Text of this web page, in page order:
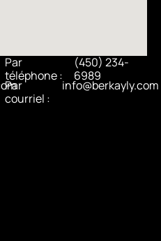
Par
téléphone :
(450) 234-
6989
Par
courriel :
info@berkayly.com